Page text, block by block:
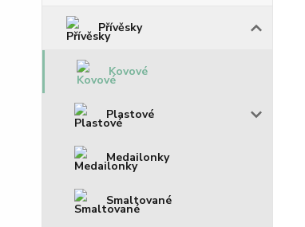
Přívěsky
Kovové
Plastové
Medailonky
Smaltované